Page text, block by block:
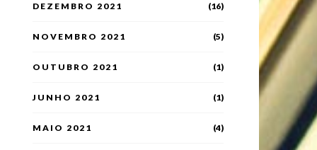
DEZEMBRO 2021 (16)
NOVEMBRO 2021 (5)
OUTUBRO 2021 (1)
JUNHO 2021 (1)
MAIO 2021 (4)